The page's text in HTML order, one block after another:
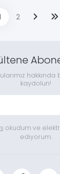
2
kaydolun!
okudum ve
ediyorum.